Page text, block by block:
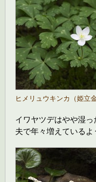
ヒメリュウキンカ（姫立
イワヤツデはやや湿
夫で年々増えているよ